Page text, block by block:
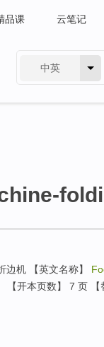
品课 云笔记
中英
边机 【英文名称】
【开本页数】 7 页